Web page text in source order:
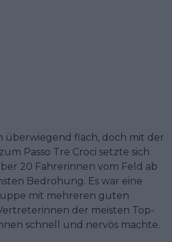
überwiegend flach, doch mit der
Passo Tre Croci setzte sich
20 Fahrerinnen vom Feld ab
Bedrohung. Es war eine
mit mehreren guten
der meisten Top-
schnell und nervös machte.